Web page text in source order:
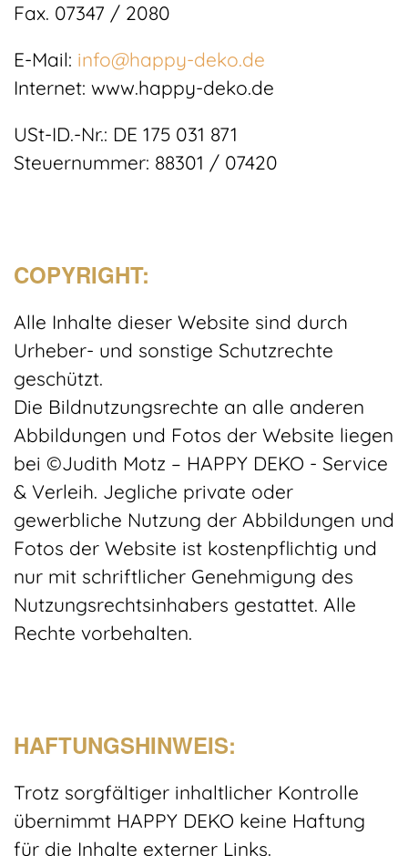
Fax. 07347 / 2080
E-Mail: info@happy-deko.de
Internet: www.happy-deko.de
USt-ID.-Nr.: DE 175 031 871
Steuernummer: 88301 / 07420
COPYRIGHT:
Alle Inhalte dieser Website sind durch
Urheber- und sonstige Schutzrechte
geschützt.
Die Bildnutzungsrechte an alle anderen
Abbildungen und Fotos der Website liegen
bei ©Judith Motz – HAPPY DEKO - Service
& Verleih. Jegliche private oder
gewerbliche Nutzung der Abbildungen und
Fotos der Website ist kostenpflichtig und
nur mit schriftlicher Genehmigung des
Nutzungsrechtsinhabers gestattet. Alle
Rechte vorbehalten.
HAFTUNGSHINWEIS:
Trotz sorgfältiger inhaltlicher Kontrolle
übernimmt HAPPY DEKO keine Haftung
für die Inhalte externer Links.